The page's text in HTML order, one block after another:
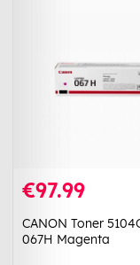
€97.99
CANON Toner
067H Magenta